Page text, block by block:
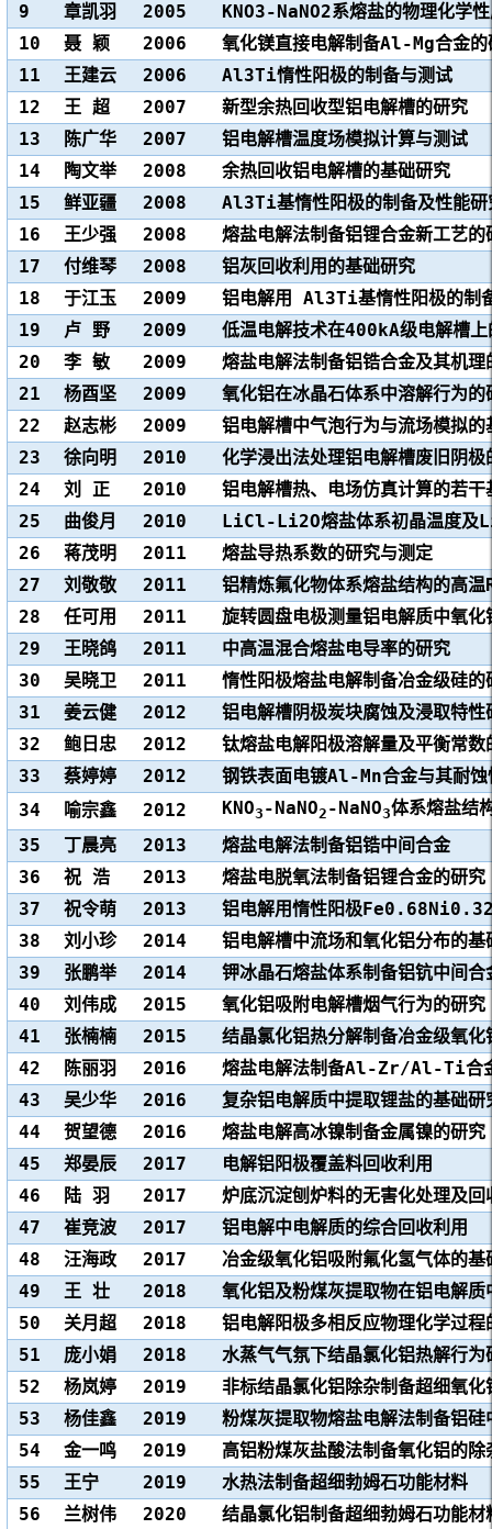
9
章凯羽 2005
KNO3-NaNO2系熔盐的物理化学
10
聂 颖 2006
氧化镁直接电解制备Al-Mg合金的
11
王建云 2006
Al3Ti惰性阳极的制备与测试
12
王 超 2007
新型余热回收型铝电解槽的研究
13
陈广华 2007
铝电解槽温度场模拟计算与测试
14
陶文举 2008
余热回收铝电解槽的基础研究
15
鲜亚疆 2008
Al3Ti基惰性阳极的制备及性能研
16
王少强 2008
熔盐电解法制备铝锂合金新工艺的
17
付维琴 2008
铝灰回收利用的基础研究
18
于江玉 2009
铝电解用 Al3Ti基惰性阳极的制
19
卢 野 2009
低温电解技术在400kA级电解槽上
20
李 敏 2009
熔盐电解法制备铝锆合金及其机理
21
杨酉坚 2009
氧化铝在冰晶石体系中溶解行为的
22
赵志彬 2009
铝电解槽中气泡行为与流场模拟的
23
徐向明 2010
化学浸出法处理铝电解槽废旧阴极
24
刘 正 2010
铝电解槽热、电场仿真计算的若干
25
曲俊月 2010
LiCl-Li2O熔盐体系初晶温度及
26
蒋茂明 2011
熔盐导热系数的研究与测定
27
刘敬敬 2011
铝精炼氟化物体系熔盐结构的高温
28
任可用 2011
旋转圆盘电极测量铝电解质中氧化
29
王晓鸽 2011
中高温混合熔盐电导率的研究
30
吴晓卫 2011
惰性阳极熔盐电解制备冶金级硅的
31
姜云健 2012
铝电解槽阴极炭块腐蚀及浸取特性
32
鲍日忠 2012
钛熔盐电解阳极溶解量及平衡常数
33
蔡婷婷 2012
钢铁表面电镀Al-Mn合金与其耐蚀
34
喻宗鑫 2012 KNO3 -NaNO2 -NaNO3体系熔盐结
35
丁晨亮 2013
熔盐电解法制备铝锆中间合金
36
祝 浩 2013
熔盐电脱氧法制备铝锂合金的研究
37
祝令萌 2013
铝电解用惰性阳极Fe0.68Ni0.32
38
刘小珍 2014
铝电解槽中流场和氧化铝分布的基
39
张鹏举 2014
钾冰晶石熔盐体系制备铝钪中间合
40
刘伟成 2015
氧化铝吸附电解槽烟气行为的研究
41
张楠楠 2015
结晶氯化铝热分解制备冶金级氧化
42
陈丽羽 2016
熔盐电解法制备Al-Zr/Al-Ti合
43
吴少华 2016
复杂铝电解质中提取锂盐的基础研
44
贺望德 2016
熔盐电解高冰镍制备金属镍的研究
45
郑晏辰 2017
电解铝阳极覆盖料回收利用
46
陆 羽 2017
炉底沉淀刨炉料的无害化处理及回
47
崔竞波 2017
铝电解中电解质的综合回收利用
48
汪海政 2017
冶金级氧化铝吸附氟化氢气体的基
49
王 壮 2018
氧化铝及粉煤灰提取物在铝电解质
50
关月超 2018
铝电解阳极多相反应物理化学过程
51
庞小娟 2018
水蒸气气氛下结晶氯化铝热解行为
52
杨岚婷 2019
非标结晶氯化铝除杂制备超细氧化
53
杨佳鑫 2019
粉煤灰提取物熔盐电解法制备铝硅
54
金一鸣 2019
高铝粉煤灰盐酸法制备氧化铝的除
55
王宁 2019
水热法制备超细勃姆石功能材料
56
兰树伟 2020 结晶氯化铝制备超细勃姆石功能材